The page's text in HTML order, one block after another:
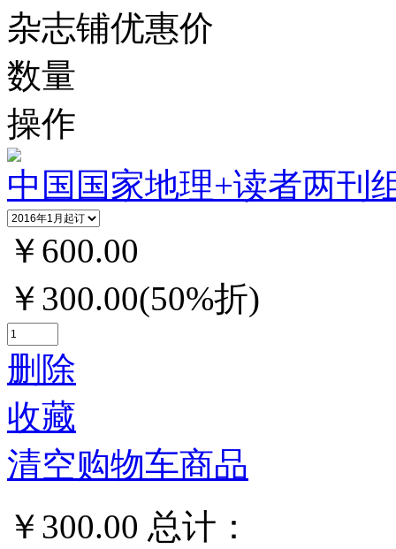
杂志铺优惠价
数量
操作
中国国家地理+读者两刊
￥600.00
￥300.00(50%折)
删除
收藏
清空购物车商品
￥300.00 总计：